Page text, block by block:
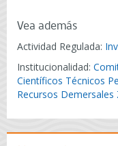
Vea además
Actividad Regulada:
Institucionalidad:
Científicos Técnicos
Recursos